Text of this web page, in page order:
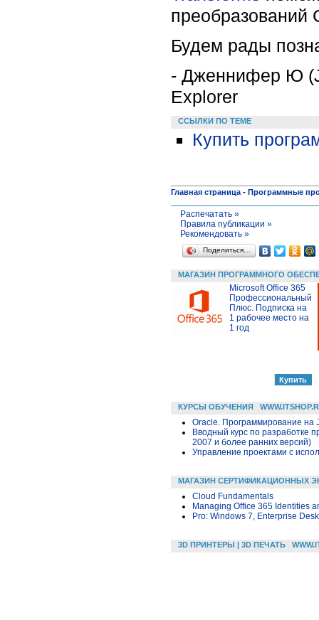
преобразований
Будем рады
- Дженнифер Ю
Explorer
ССЫЛКИ ПО ТЕМЕ
Купить
Главная страница- Программные
Распечатать »
Правила публикации »
Рекомендовать »
Поделиться…
МАГАЗИН ПРОГРАММНОГО
Microsoft Office 365
Профессиональный
Плюс. Подписка на
1 рабочее место на
1 год
КУРСЫ ОБУЧЕНИЯ
Oracle. Программирование на
Вводный курс по разработке
2007 и более ранних версий)
Управление проектами с
МАГАЗИН СЕРТИФИКАЦИОННЫХ
Cloud Fundamentals
Managing Office 365 Identities
Pro: Windows 7, Enterprise
3D ПРИНТЕРЫ | 3D ПЕЧАТЬ